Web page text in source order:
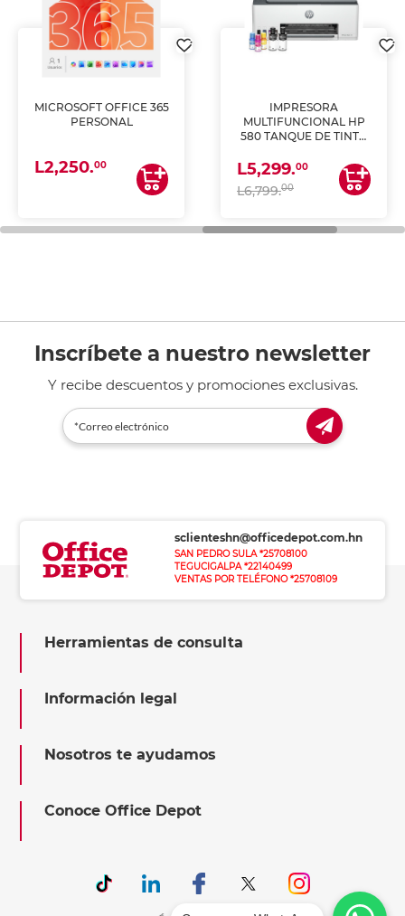
MICROSOFT OFFICE 365
PERSONAL
L2,250.00
IMPRESORA
MULTIFUNCIONAL HP
580 TANQUE DE TINTA
ESCANEA)
L5,299.00
L6,799.00
Inscríbete a nuestro newsletter
Y recibe descuentos y promociones exclusivas.
sclienteshn@officedepot.com.hn
SAN PEDRO SULA *25708100
TEGUCIGALPA *22140499
VENTAS POR TELÉFONO *25708109
Herramientas de consulta
Información legal
Nosotros te ayudamos
Conoce Office Depot